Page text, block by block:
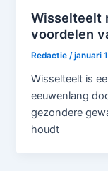
Wisselteelt
voordelen
Redactie/januari
Wisselteelt is
eeuwenlang
gezondere
houdt